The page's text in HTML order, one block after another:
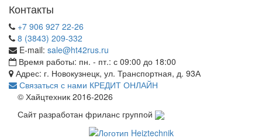
Контакты
+7 906 927 22-26
8 (3843) 209-332
E-mail: sale@ht42rus.ru
Время работы: пн. - пт.: с 09:00 до 18:00
Адрес: г. Новокузнецк, ул. Транспортная, д. 93А
Связаться с нами КРЕДИТ ОНЛАЙН
© Хайцтехник 2016-2026
Сайт разработан фриланс группой